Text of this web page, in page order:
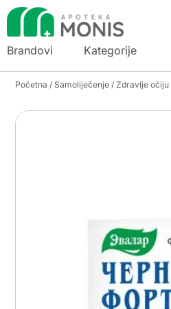
Brandovi Kategorije
Početna / Samoliječenje / Zdravlje očiju